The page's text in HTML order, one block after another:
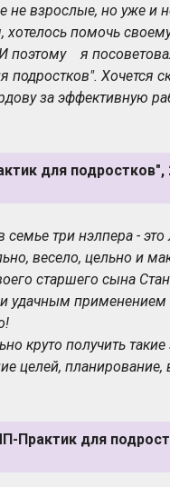
не взрослые, но уже и
хотелось помочь
поэтому я
подростков". Хочется
за эффективную
Результаты
реализации, получил
для подростков",
семье три нэлпера -
весело, цельно и
старшего сына
удачным применением
круто получить
целей,
спорных ситуаций.
знание
для